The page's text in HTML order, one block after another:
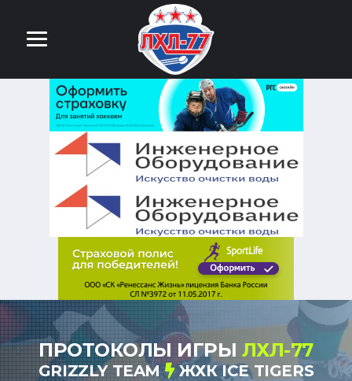
ПРОТОКОЛЫ ИГРЫ ЛХЛ-77
GRIZZLY TEAM ЖХК ICE TIGERS